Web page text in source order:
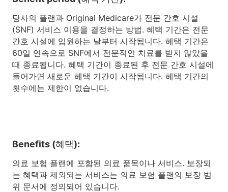
당사의 플랜과 Original Medicare가 전문 간호 시설
(SNF) 서비스 이용을 결정하는 방법. 혜택 기간은 전문
간호 시설에 입원하는 날부터 시작됩니다. 혜택 기간은
60일 연속으로 SNF에서 전문적인 치료를 받지 않았을
때 종료됩니다. 혜택 기간이 종료된 후 전문 간호 시설에
들어가면 새로운 혜택 기간이 시작됩니다. 혜택 기간의
횟수에는 제한이 없습니다.
Benefits (혜택):
의료 보험 플랜에 포함된 의료 품목이나 서비스. 보장되
는 혜택과 제외되는 서비스는 의료 보험 플랜의 보장 범
위 문서에 정의되어 있습니다.